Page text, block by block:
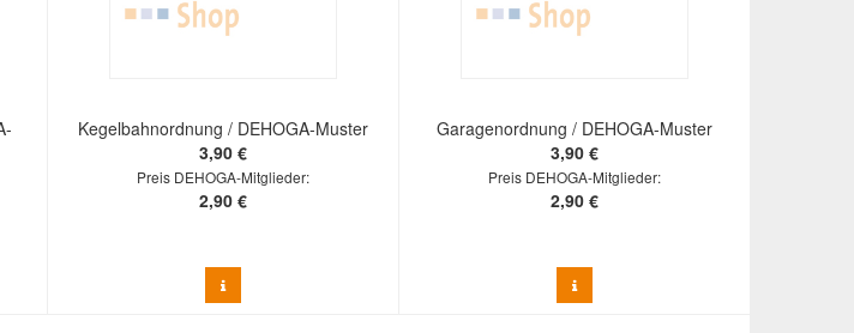
Kegelbahnordnung / DEHOGA-Muster
3,90 €
Preis DEHOGA-Mitglieder:
2,90 €
Garagenordnung / DEHOGA-Muster
3,90 €
Preis DEHOGA-Mitglieder:
2,90 €